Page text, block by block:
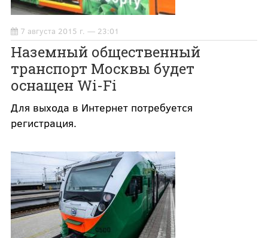
7 августа 2015 г. — 23:01
Наземный общественный
транспорт Москвы будет
оснащен Wi-Fi
Для выхода в Интернет потребуется
регистрация.